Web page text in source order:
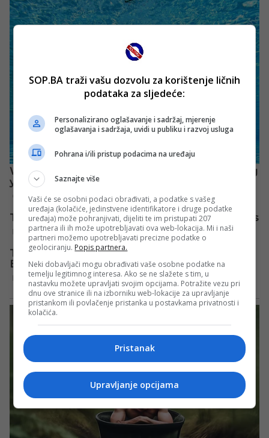
SOP.BA traži vašu dozvolu za korištenje ličnih
podataka za sljedeće:
Personalizirano oglašavanje i sadržaj, mjerenje
oglašavanja i sadržaja, uvidi u publiku i razvoj usluga
Pohrana i/ili pristup podacima na uređaju
Saznajte više
Vaši će se osobni podaci obrađivati, a podatke s vašeg
uređaja (kolačiće, jedinstvene identifikatore i druge podatke
uređaja) može pohranjivati, dijeliti te im pristupati 207
partnera ili ih može upotrebljavati ova web-lokacija. Mi i naši
partneri možemo upotrebljavati precizne podatke o
geolociranju. Popis partnera.
Neki dobavljači mogu obrađivati vaše osobne podatke na
temelju legitimnog interesa. Ako se ne slažete s tim, u
nastavku možete upravljati svojim opcijama. Potražite vezu pri
dnu ove stranice ili na izborniku web-lokacije za upravljanje
pristankom ili povlačenje pristanka u postavkama privatnosti i
kolačića.
Pristanak
Upravljanje opcijama